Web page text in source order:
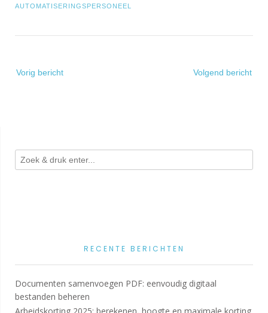
AUTOMATISERINGSPERSONEEL
navigatie
Vorig bericht Volgend bericht
RECENTE BERICHTEN
Documenten samenvoegen PDF: eenvoudig digitaal
bestanden beheren